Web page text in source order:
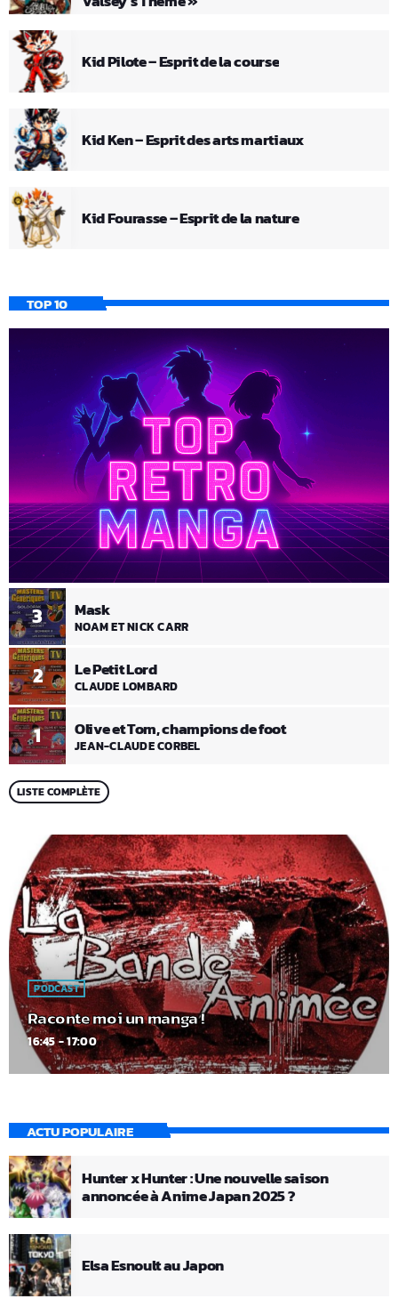
Kid Pilote – Esprit de la course
Kid Ken – Esprit des arts martiaux
Kid Fourasse – Esprit de la nature
TOP 10
1 Olive et Tom, champions de foot
JEAN-CLAUDE CORBEL
2 Le Petit Lord
CLAUDE LOMBARD
3 Mask
NOAM ET NICK CARR
LISTE COMPLÈTE
PODCAST
Raconte moi un manga !
16:45 - 17:00
ACTU POPULAIRE
Hunter x Hunter : Une nouvelle saison
annoncée à Anime Japan 2025 ?
Elsa Esnoult au Japon